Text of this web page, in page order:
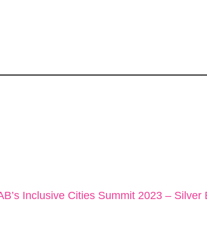
Inclusive Cities Summit 2023 – Silver